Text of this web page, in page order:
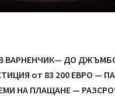
ВАРНЕНЧИК— ДО
от 83 200 ЕВРО —
НА ПЛАЩАНЕ —